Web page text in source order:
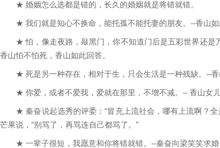
★ 婚姻怎么选都是错的，长久的婚姻就是将错就错。
★ 我们就是知心不换命，能托孤不能托妻的朋友。--香山如
★ 怕，像走夜路，敲黑门，你不知道门后是五彩世界还是
香山怕不怕死，香山如此回答。
★ 死是另一种存在，相对于生，只会生活是一种残缺。--香
★ 你爱，或者不爱我，爱就在那里，不增不减。-- 香山女儿
★ 秦奋说起选秀的评委：“冒充上流社会，哪有上流啊？全
芒果说，“别骂了，再骂连自己都骂了。”
★ 一辈子很短，我愿意和你将错就错。--秦奋向梁笑笑求婚